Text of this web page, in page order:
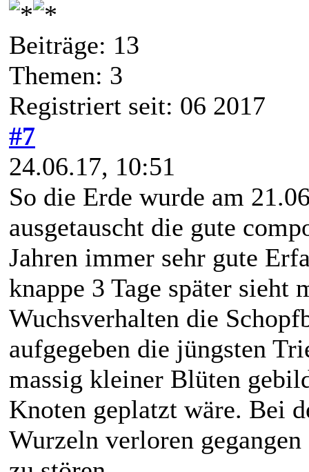
Beiträge: 13
Themen: 3
Registriert seit: 06 2017
#7
24.06.17, 10:51
So die Erde wurde am
ausgetauscht die gute
Jahren immer sehr gute
knappe 3 Tage später sieht
Wuchsverhalten die
aufgegeben die jüngsten
massig kleiner Blüten
Knoten geplatzt wäre. Bei
Wurzeln verloren